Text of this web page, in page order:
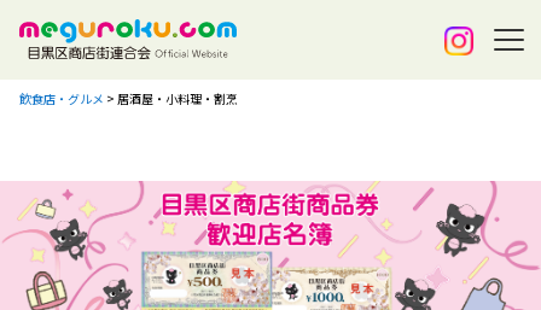
飲食店・グルメ > 居酒屋・小料理・割烹